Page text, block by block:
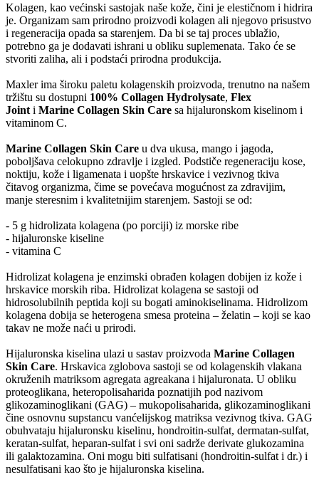
Kolagen, kao većinski sastojak naše kože, čini je elestičnom i hidrira
je. Organizam sam prirodno proizvodi kolagen ali njegovo prisustvo
i regeneracija opada sa starenjem. Da bi se taj proces ublažio,
potrebno ga je dodavati ishrani u obliku suplemenata. Tako će se
stvoriti zaliha, ali i podstaći prirodna produkcija.
Maxler ima široku paletu kolagenskih proizvoda, trenutno na našem
tržištu su dostupni 100% Collagen Hydrolysate, Flex
Joint i Marine Collagen Skin Care sa hijaluronskom kiselinom i
vitaminom C.
Marine Collagen Skin Care u dva ukusa, mango i jagoda,
poboljšava celokupno zdravlje i izgled. Podstiče regeneraciju kose,
noktiju, kože i ligamenata i uopšte hrskavice i vezivnog tkiva
čitavog organizma, čime se povećava mogućnost za zdravijim,
manje steresnim i kvalitetnijim starenjem. Sastoji se od:
- 5 g hidrolizata kolagena (po porciji) iz morske ribe
- hijaluronske kiseline
- vitamina C
Hidrolizat kolagena je enzimski obrađen kolagen dobijen iz kože i
hrskavice morskih riba. Hidrolizat kolagena se sastoji od
hidrosolubilnih peptida koji su bogati aminokiselinama. Hidrolizom
kolagena dobija se heterogena smesa proteina – želatin – koji se kao
takav ne može naći u prirodi.
Hijaluronska kiselina ulazi u sastav proizvoda Marine Collagen
Skin Care. Hrskavica zglobova sastoji se od kolagenskih vlakana
okruženih matriksom agregata agreakana i hijaluronata. U obliku
proteoglikana, heteropolisaharida poznatijih pod nazivom
glikozaminoglikani (GAG) – mukopolisaharida, glikozaminoglikani
čine osnovnu supstancu vanćelijskog matriksa vezivnog tkiva. GAG
obuhvataju hijaluronsku kiselinu, hondroitin-sulfat, dermatan-sulfat,
keratan-sulfat, heparan-sulfat i svi oni sadrže derivate glukozamina
ili galaktozamina. Oni mogu biti sulfatisani (hondroitin-sulfat i dr.) i
nesulfatisani kao što je hijaluronska kiselina.